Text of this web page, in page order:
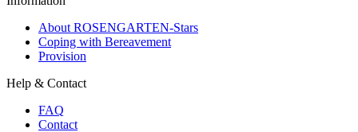
About ROSENGARTEN-Stars
Coping with Bereavement
Provision
Help & Contact
FAQ
Contact